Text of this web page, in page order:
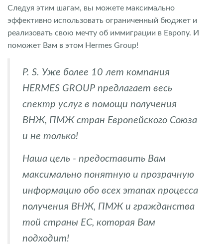
Следуя этим шагам, вы можете максимально
эффективно использовать ограниченный бюджет и
реализовать свою мечту об иммиграции в Европу. И
поможет Вам в этом Hermes Group!
P. S. Уже более 10 лет компания
HERMES GROUP предлагает весь
спектр услуг в помощи получения
ВНЖ, ПМЖ стран Европейского Союза
и не только!
Наша цель - предоставить Вам
максимально понятную и прозрачную
информацию обо всех этапах процесса
получения ВНЖ, ПМЖ и гражданства
той страны ЕС, которая Вам
подходит!